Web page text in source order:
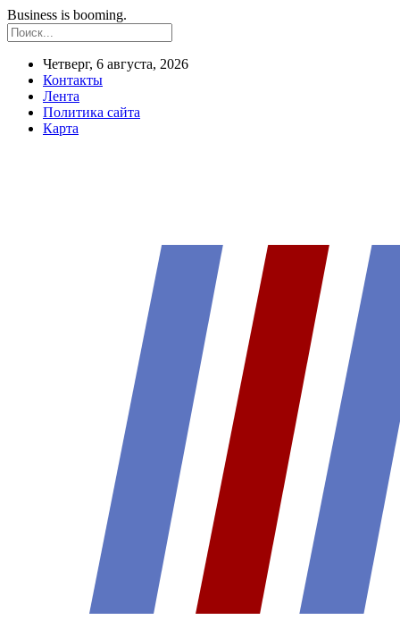
Business is booming.
Четверг, 6 августа, 2026
Контакты
Лента
Политика сайта
Карта